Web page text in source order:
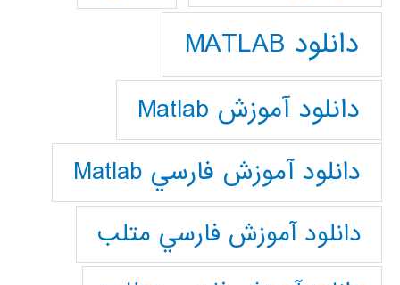
دانلود MATLAB
دانلود آموزش Matlab
دانلود آموزش فارسي Matlab
دانلود آموزش فارسي متلب